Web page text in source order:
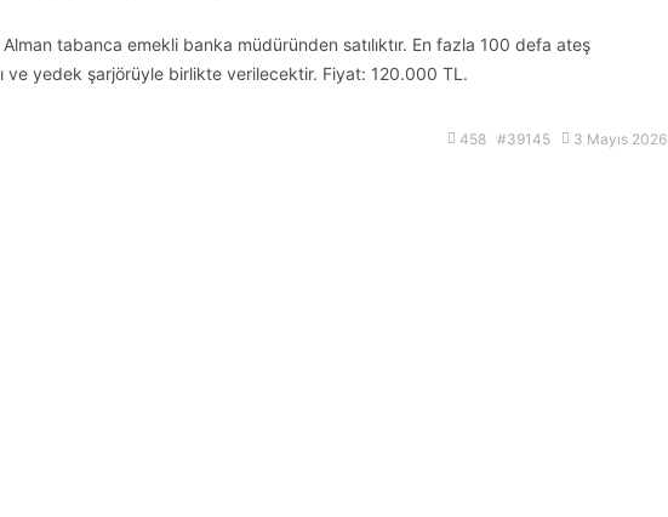
tabanca emekli banka müdüründen satılıktır. En fazla 100 defa ateş
ve yedek şarjörüyle birlikte verilecektir. Fiyat: 120.000 TL.
458 #39145 3 Mayıs 2026